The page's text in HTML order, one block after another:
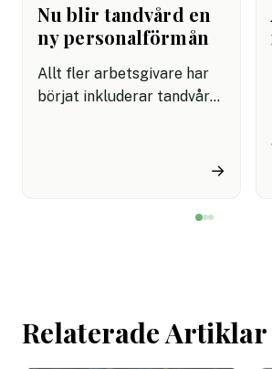
Nu blir tandvård en
ny personalförmån
Allt fler arbetsgivare har
börjat inkluderar tandvård i
miljon svenskar uppger att
→
Relaterade Artiklar